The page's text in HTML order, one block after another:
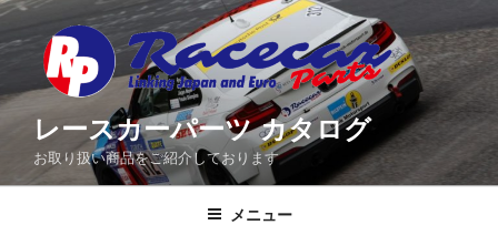
コ
ン
ン
レースカーパーツ カタログ
お取り扱い商品をご紹介しております
メニュー